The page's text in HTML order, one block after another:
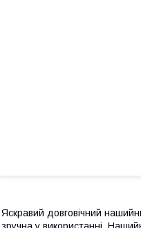
Яскравий довговічний
зручна у використанні.